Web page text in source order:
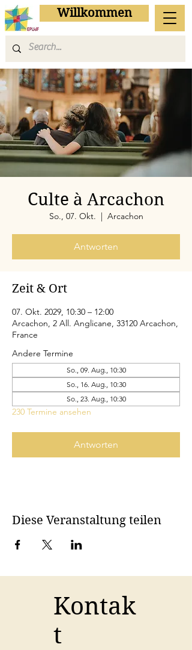
Willkommen
Culte à Arcachon
So., 07. Okt.
  |
Arcachon
Antworten
Zeit & Ort
07. Okt. 2029, 10:30 – 12:00
Arcachon, 2 All. Anglicane, 33120 Arcachon,
France
Andere Termine
So., 09. Aug., 10:30
So., 16. Aug., 10:30
So., 23. Aug., 10:30
230 Termine ansehen
Antworten
Diese Veranstaltung teilen
Kontak
t